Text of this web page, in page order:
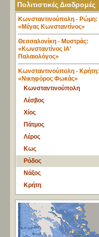
Πολιτιστικές Διαδρομές
Κωνσταντινούπολη - Ρώμη:
«Μέγας Κωνσταντίνος»
Θεσσαλονίκη - Μυστράς:
«Κωνσταντίνος ΙΑ'
Παλαιολόγος»
Κωνσταντινούπολη - Κρήτη:
«Νικηφόρος Φωκάς»
Κωνσταντινούπολη
Λέσβος
Χίος
Πάτμος
Λέρος
Κως
Ρόδος
Νάξος
Κρήτη